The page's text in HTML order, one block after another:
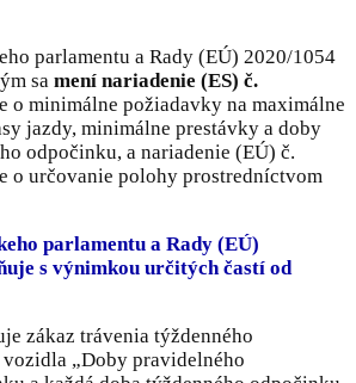
parlamentu a Rady (EÚ) 2020/1054
sa mení nariadenie (ES) č.
o minimálne požiadavky na maximálne
jazdy, minimálne prestávky a doby
odpočinku, a nariadenie (EÚ) č.
o určovanie polohy prostredníctvom
parlamentu a Rady (EÚ)
s výnimkou určitých častí od
zákaz trávenia týždenného
„Doby pravidelného